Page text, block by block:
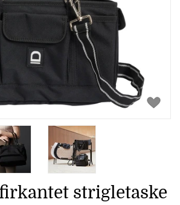
strigletaske